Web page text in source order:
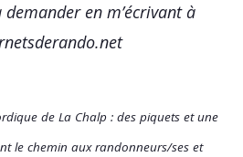
demander en m’écrivant à
de La Chalp : des piquets et une
le chemin aux randonneurs/ses et